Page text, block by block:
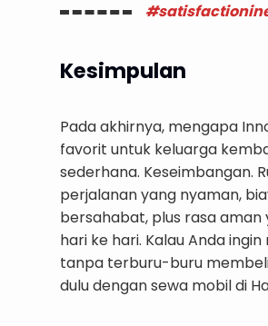
Kesimpulan
Pada akhirnya, mengapa
favorit untuk keluarga
sederhana. Keseimbangan.
perjalanan yang nyaman,
bersahabat, plus rasa aman
hari ke hari. Kalau Anda
tanpa terburu-buru
dulu dengan sewa mobil di